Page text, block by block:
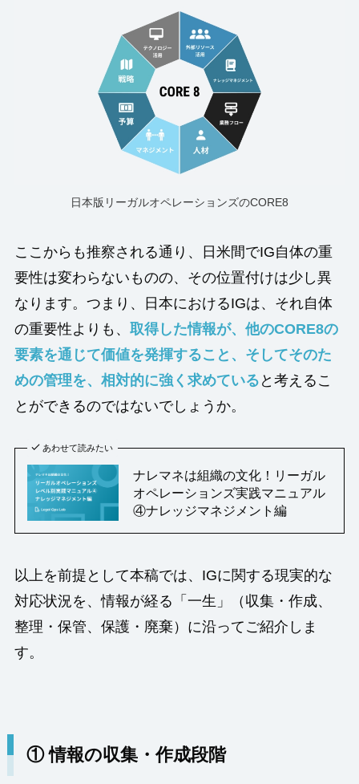
日本版リーガルオペレーションズのCORE8
ここからも推察される通り、日米間でIG自体の重
要性は変わらないものの、その位置付けは少し異
なります。つまり、日本におけるIGは、それ自体
の重要性よりも、 取得した情報が、他のCORE8の
要素を通じて価値を発揮すること、そしてそのた
めの管理を、相対的に強く求めている と考えるこ
とができるのではないでしょうか。
あわせて読みたい
ナレマネは組織の文化！リーガル
オペレーションズ実践マニュアル
④ナレッジマネジメント編
以上を前提として本稿では、IGに関する現実的な
対応状況を、情報が経る「一生」（収集・作成、
整理・保管、保護・廃棄）に沿ってご紹介しま
す。
① 情報の収集・作成段階